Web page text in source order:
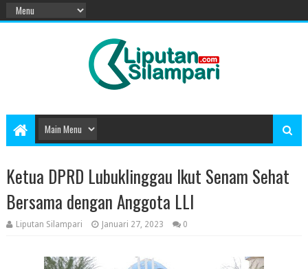
Ketua DPRD Lubuklinggau Ikut Senam Sehat
Bersama dengan Anggota LLI
Liputan Silampari Januari 27, 2023 0